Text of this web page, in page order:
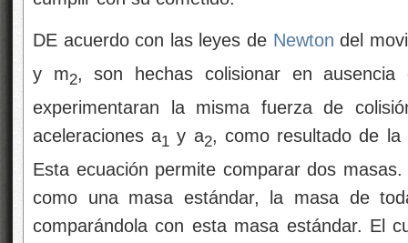
DE acuerdo con las leyes de Newton del
y m2, son hechas colisionar en
experimentaran la misma fuerza de
aceleraciones a1 y a2, como resultado de la
Esta ecuación permite comparar dos
como una masa estándar, la masa de
comparándola con esta masa estándar. El